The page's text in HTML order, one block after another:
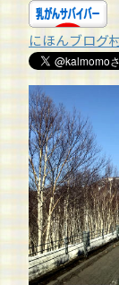
にほんブログ